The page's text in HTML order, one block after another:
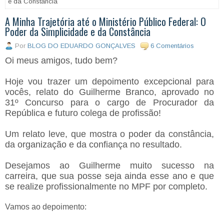
A Minha Trajetória até o Ministério Público Federal: O
Poder da Simplicidade e da Constância
Por BLOG DO EDUARDO GONÇALVES 6 Comentários
Oi meus amigos, tudo bem?
Hoje vou trazer um depoimento excepcional para
vocês, relato do Guilherme Branco, aprovado no
31º Concurso para o cargo de Procurador da
República e futuro colega de profissão!
Um relato leve, que mostra o poder da constância,
da organização e da confiança no resultado.
Desejamos ao Guilherme muito sucesso na
carreira, que sua posse seja ainda esse ano e que
se realize profissionalmente no MPF por completo.
Vamos ao depoimento: